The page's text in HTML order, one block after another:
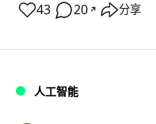
43 20 ↗ 分享
人工智能